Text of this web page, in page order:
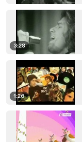
3:28
1:26